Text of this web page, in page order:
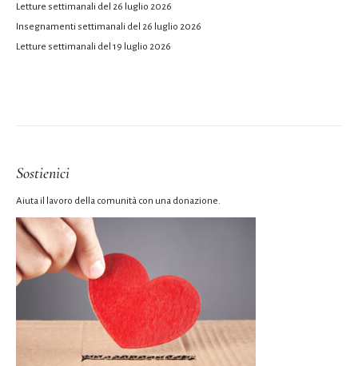
Letture settimanali del 26 luglio 2026
Insegnamenti settimanali del 26 luglio 2026
Letture settimanali del 19 luglio 2026
Sostienici
Aiuta il lavoro della comunità con una donazione.